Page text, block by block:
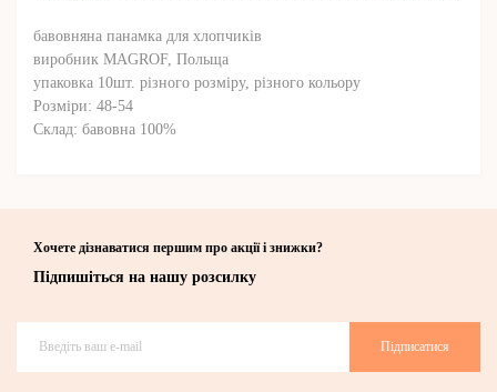
бавовняна панамка для хлопчиків
виробник MAGROF, Польща
упаковка 10шт. різного розміру, різного кольору
Розміри: 48-54
Склад: бавовна 100%
Хочете дізнаватися першим про акції і знижки?
Підпишіться на нашу розсилку
Підписатися